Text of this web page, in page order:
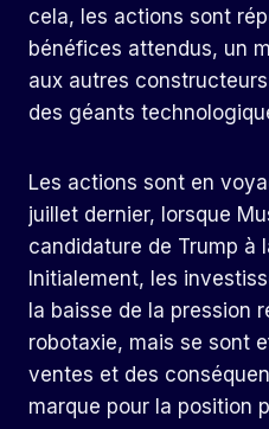
cela, les actions sont
bénéfices attendus, un
aux autres
des géants
Les actions sont en
juillet dernier, lorsque
candidature de Trump à
Initialement, les
la baisse de la pression
robotaxie, mais se sont
ventes et des
marque pour la position